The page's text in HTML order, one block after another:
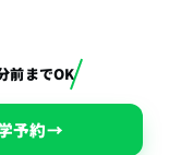
前までOK
予約→